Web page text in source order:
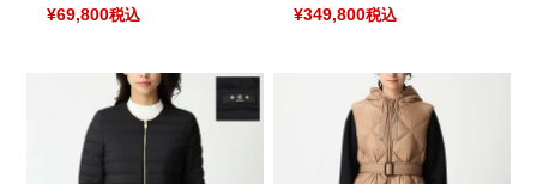
¥69,800税込 ¥349,800税込